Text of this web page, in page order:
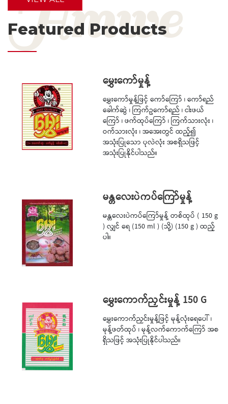
Featured Products
မွှေးကော်မှုန့်
မွှေးကော်မှုန့်ဖြင့် ကော်ကြော် ၊ ကော်ရည်
ခေါက်ဆွဲ ၊ ကြက်ဥကော်ရည် ၊ ငါးဖယ်
ကြော် ၊ ဖက်ထုပ်ကြော် ၊ ကြက်သားလုံး ၊
ဝက်သားလုံး ၊ အအေးတွင် ထည့်၍
အသုံးပြုသော ပုလဲလုံး အစရှိသဖြင့်
အသုံးပြုနိုင်ပါသည်။
မန္တလေးပဲကပ်ကြော်မှုန့်
မန္တလေးပဲကပ်ကြော်မှုန့် တစ်ထုပ် ( 150 g
) လျှင် ရေ (150 ml ) (သို့) (150 g ) ထည့်
ပါ။
မွှေးကောက်ညှင်းမှုန့် 150 G
မွှေးကောက်ညှင်းမှုန့်ဖြင့် မုန့်လုံးရေပေါ် ၊
မုန့်ဖတ်ထုပ် ၊ မုန့်လက်ကောက်ကြော် အစ
ရှိသဖြင့် အသုံးပြုနိုင်ပါသည်။